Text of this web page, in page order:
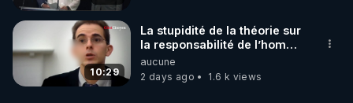
10:29
La stupidité de la théorie sur
la responsabilité de l’homme
concernant le dioxyde de
carbone.
aucune
2 days ago
1.6 k views